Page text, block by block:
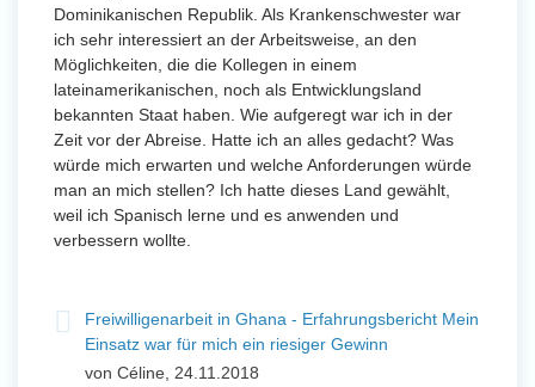
Dominikanischen Republik. Als Krankenschwester war
ich sehr interessiert an der Arbeitsweise, an den
Möglichkeiten, die die Kollegen in einem
lateinamerikanischen, noch als Entwicklungsland
bekannten Staat haben. Wie aufgeregt war ich in der
Zeit vor der Abreise. Hatte ich an alles gedacht? Was
würde mich erwarten und welche Anforderungen würde
man an mich stellen? Ich hatte dieses Land gewählt,
weil ich Spanisch lerne und es anwenden und
verbessern wollte.
Freiwilligenarbeit in Ghana - Erfahrungsbericht Mein
Einsatz war für mich ein riesiger Gewinn
von Céline, 24.11.2018